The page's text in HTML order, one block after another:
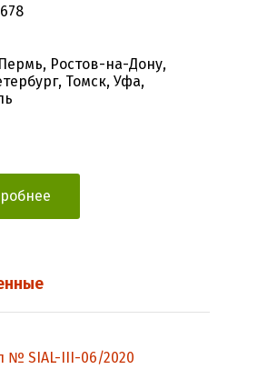
Ростов-на-Дону,
Томск, Уфа,
№ SIAL-III-06/2020